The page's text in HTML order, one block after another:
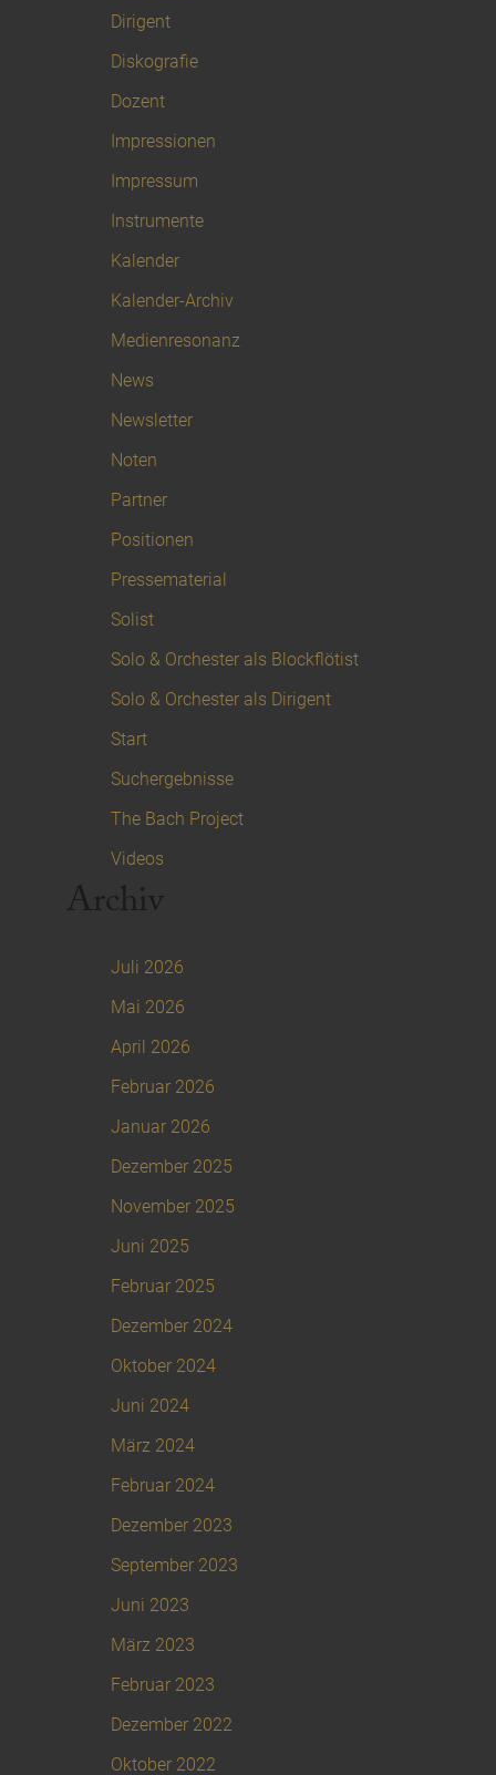
Dirigent
Diskografie
Dozent
Impressionen
Impressum
Instrumente
Kalender
Kalender-Archiv
Medienresonanz
News
Newsletter
Noten
Partner
Positionen
Pressematerial
Solist
Solo & Orchester als Blockflötist
Solo & Orchester als Dirigent
Start
Suchergebnisse
The Bach Project
Videos
Archiv
Juli 2026
Mai 2026
April 2026
Februar 2026
Januar 2026
Dezember 2025
November 2025
Juni 2025
Februar 2025
Dezember 2024
Oktober 2024
Juni 2024
März 2024
Februar 2024
Dezember 2023
September 2023
Juni 2023
März 2023
Februar 2023
Dezember 2022
Oktober 2022